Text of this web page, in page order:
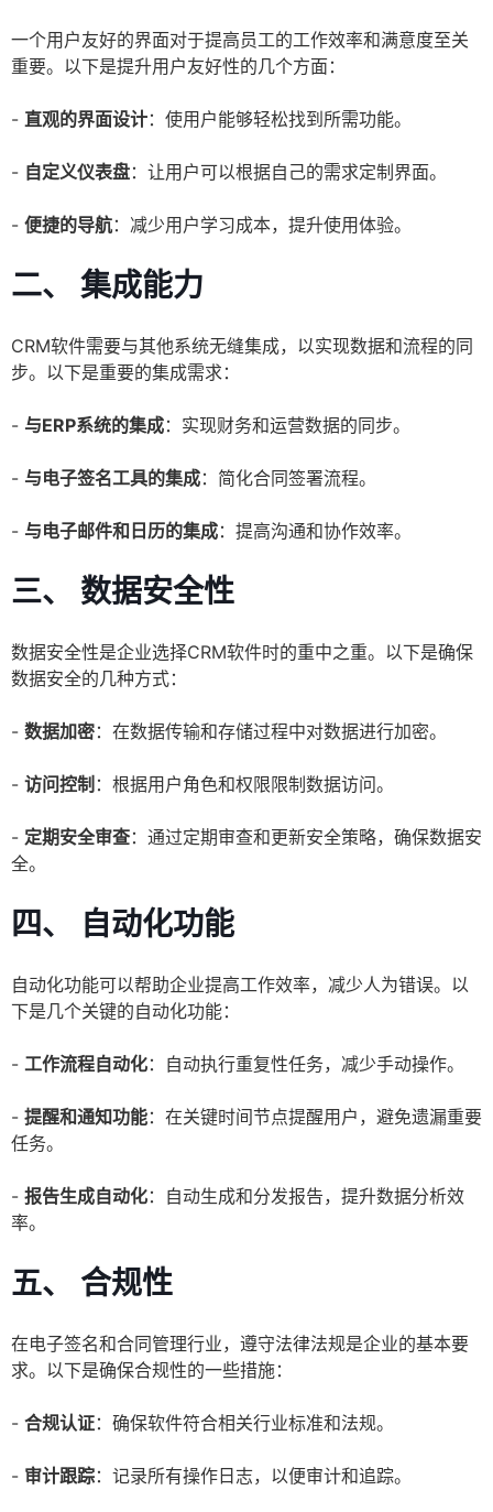
一个用户友好的界面对于提高员工的工作效率和满意度至关
重要。以下是提升用户友好性的几个方面：
- 直观的界面设计：使用户能够轻松找到所需功能。
- 自定义仪表盘：让用户可以根据自己的需求定制界面。
- 便捷的导航：减少用户学习成本，提升使用体验。
二、 集成能力
CRM软件需要与其他系统无缝集成，以实现数据和流程的同
步。以下是重要的集成需求：
- 与ERP系统的集成：实现财务和运营数据的同步。
- 与电子签名工具的集成：简化合同签署流程。
- 与电子邮件和日历的集成：提高沟通和协作效率。
三、 数据安全性
数据安全性是企业选择CRM软件时的重中之重。以下是确保
数据安全的几种方式：
- 数据加密：在数据传输和存储过程中对数据进行加密。
- 访问控制 ：根据用户角色和权限限制数据访问。
- 定期安全审查：通过定期审查和更新安全策略，确保数据安
全。
四、 自动化功能
自动化功能可以帮助企业提高工作效率，减少人为错误。以
下是几个关键的自动化功能：
- 工作流程自动化：自动执行重复性任务，减少手动操作。
- 提醒和通知功能：在关键时间节点提醒用户，避免遗漏重要
任务。
- 报告生成自动化：自动生成和分发报告，提升数据分析效
率。
五、 合规性
在电子签名和合同管理行业，遵守法律法规是企业的基本要
求。以下是确保合规性的一些措施：
- 合规认证：确保软件符合相关行业标准和法规。
- 审计跟踪：记录所有操作日志，以便审计和追踪。